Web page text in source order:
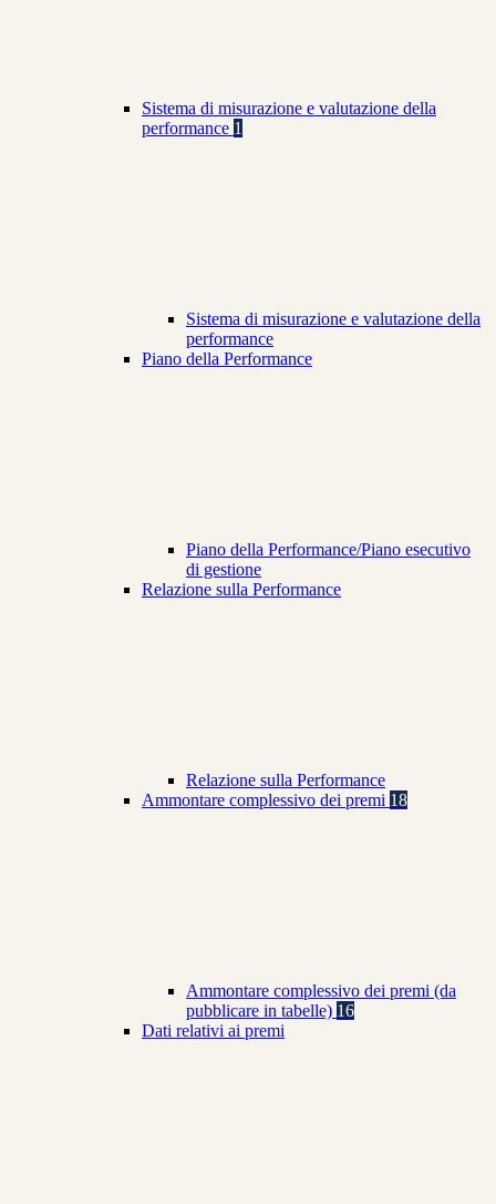
Sistema di misurazione e valutazione della
performance 1
Sistema di misurazione e valutazione della
performance
Piano della Performance
Piano della Performance/Piano esecutivo
di gestione
Relazione sulla Performance
Relazione sulla Performance
Ammontare complessivo dei premi 18
Ammontare complessivo dei premi (da
pubblicare in tabelle) 16
Dati relativi ai premi